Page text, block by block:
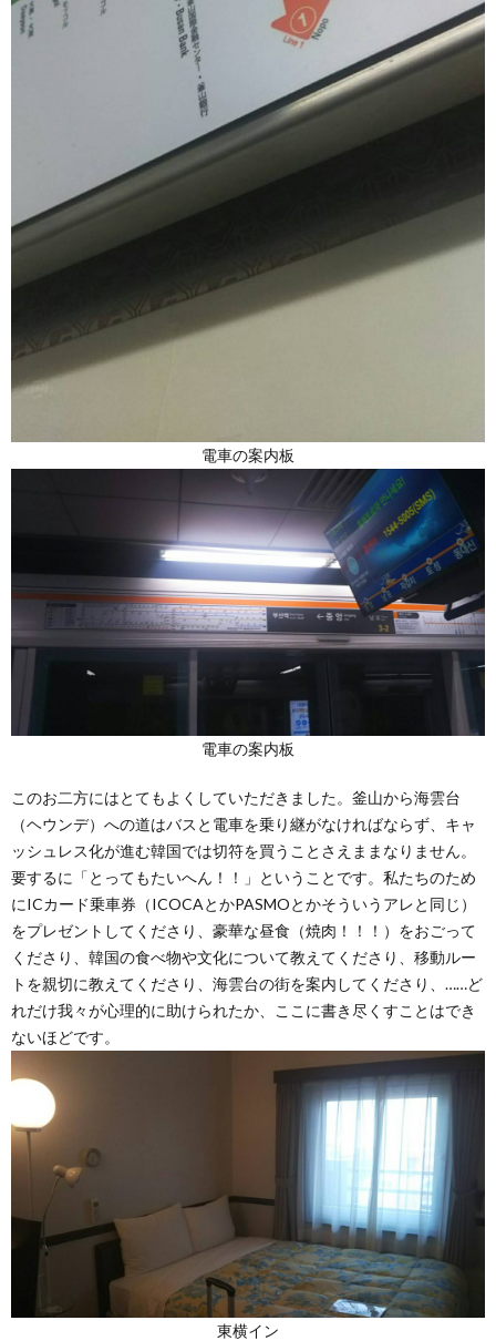
電車の案内板
電車の案内板
このお二方にはとてもよくしていただきました。釜山から海雲台
（ヘウンデ）への道はバスと電車を乗り継がなければならず、キャ
ッシュレス化が進む韓国では切符を買うことさえままなりません。
要するに「とってもたいへん！！」ということです。私たちのため
にICカード乗車券（ICOCAとかPASMOとかそういうアレと同じ）
をプレゼントしてくださり、豪華な昼食（焼肉！！！）をおごって
くださり、韓国の食べ物や文化について教えてくださり、移動ルー
トを親切に教えてくださり、海雲台の街を案内してくださり、……ど
れだけ我々が心理的に助けられたか、ここに書き尽くすことはでき
ないほどです。
東横イン